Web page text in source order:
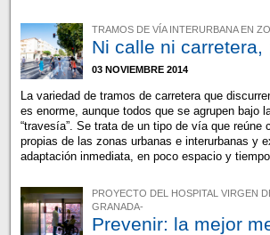
TRAMOS DE VÍA INTERURBANA EN
Ni calle ni carretera,
03 NOVIEMBRE 2014
La variedad de tramos de carretera que
es enorme, aunque todos que se agrupen bajo
“travesía”. Se trata de un tipo de vía que reúne
propias de las zonas urbanas e interurbanas y
adaptación inmediata, en poco espacio y tiempo.
PROYECTO DEL HOSPITAL VIRGEN
GRANADA-
Prevenir: la mejor